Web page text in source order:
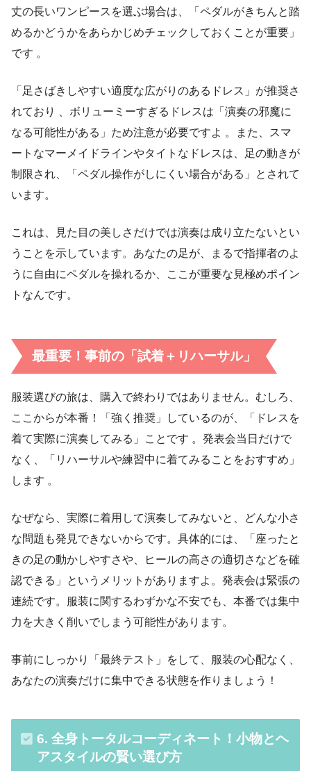
丈の長いワンピースを選ぶ場合は、「ペダルがきちんと踏
めるかどうかをあらかじめチェックしておくことが重要」
です 。
「足さばきしやすい適度な広がりのあるドレス」が推奨さ
れており 、ボリューミーすぎるドレスは「演奏の邪魔に
なる可能性がある」ため注意が必要ですよ 。また、スマ
ートなマーメイドラインやタイトなドレスは、足の動きが
制限され、「ペダル操作がしにくい場合がある」とされて
います。
これは、見た目の美しさだけでは演奏は成り立たないとい
うことを示しています。あなたの足が、まるで指揮者のよ
うに自由にペダルを操れるか、ここが重要な見極めポイン
トなんです。
最重要！事前の「試着＋リハーサル」
服装選びの旅は、購入で終わりではありません。むしろ、
ここからが本番！「強く推奨」しているのが、「ドレスを
着て実際に演奏してみる」ことです 。発表会当日だけで
なく、「リハーサルや練習中に着てみることをおすすめ」
します 。
なぜなら、実際に着用して演奏してみないと、どんな小さ
な問題も発見できないからです。具体的には、「座ったと
きの足の動かしやすさや、ヒールの高さの適切さなどを確
認できる」というメリットがありますよ。発表会は緊張の
連続です。服装に関するわずかな不安でも、本番では集中
力を大きく削いでしまう可能性があります。
事前にしっかり「最終テスト」をして、服装の心配なく、
あなたの演奏だけに集中できる状態を作りましょう！
6. 全身トータルコーディネート！小物とヘ
アスタイルの賢い選び方